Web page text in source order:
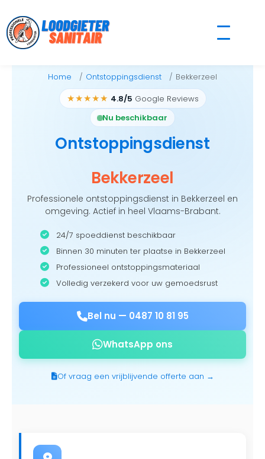
to
content
Home Ontstoppingsdienst Bekkerzeel
★★★★★ 4.8/5 Google Reviews
Nu beschikbaar
Ontstoppingsdienst
Bekkerzeel
Professionele ontstoppingsdienst in Bekkerzeel en
omgeving. Actief in heel Vlaams-Brabant.
24/7 spoeddienst beschikbaar
Binnen 30 minuten ter plaatse in Bekkerzeel
Professioneel ontstoppingsmateriaal
Volledig verzekerd voor uw gemoedsrust
Bel nu — 0487 10 81 95
WhatsApp ons
Of vraag een vrijblijvende offerte aan →